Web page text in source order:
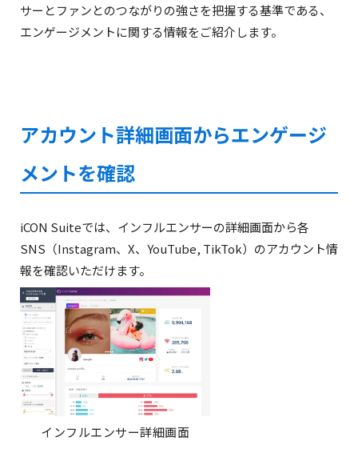
サーとファンとのつながりの強さを把握する基準である、
エンゲージメントに関する情報をご紹介します。
アカウント詳細画面からエンゲージ
メントを確認
iCON Suiteでは、インフルエンサーの詳細画面から各
SNS（Instagram、X、YouTube, TikTok）のアカウント情
報を確認いただけます。
インフルエンサー詳細画面